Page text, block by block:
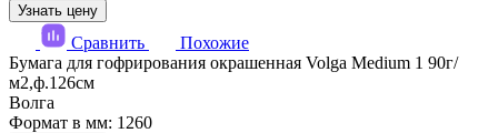
Узнать цену
Сравнить
Похожие
Бумага для гофрирования окрашенная Volga Medium 1 90г/
м2,ф.126см
Волга
Формат в мм: 1260